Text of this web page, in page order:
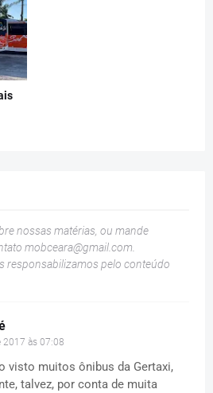
nossas matérias, ou mande
mobceara@gmail.com
responsabilizamos pelo conteúdo
2017 às 07:08
visto muitos ônibus da Gertaxi,
talvez, por conta de muita